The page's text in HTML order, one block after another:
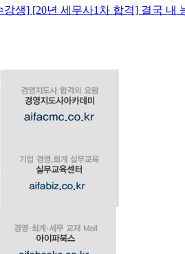
강생] [20년 세무사1차 합격] 결국 내